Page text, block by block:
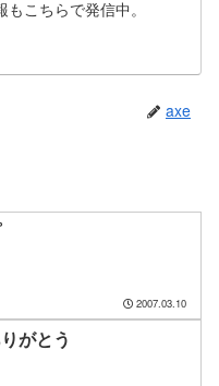
こちらで発信中。
axe
2007.03.10
がとう